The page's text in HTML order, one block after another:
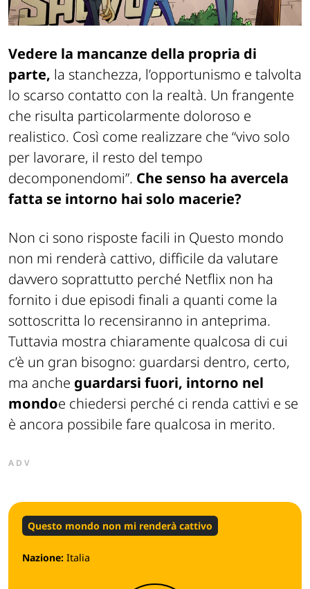
Vedere la mancanze della propria di
parte, la stanchezza, l’opportunismo e talvolta
lo scarso contatto con la realtà. Un frangente
che risulta particolarmente doloroso e
realistico. Così come realizzare che “vivo solo
per lavorare, il resto del tempo
decomponendomi”. Che senso ha avercela
fatta se intorno hai solo macerie?
Non ci sono risposte facili in Questo mondo
non mi renderà cattivo, difficile da valutare
davvero soprattutto perché Netflix non ha
fornito i due episodi finali a quanti come la
sottoscritta lo recensiranno in anteprima.
Tuttavia mostra chiaramente qualcosa di cui
c’è un gran bisogno: guardarsi dentro, certo,
ma anche guardarsi fuori, intorno nel
mondoe chiedersi perché ci renda cattivi e se
è ancora possibile fare qualcosa in merito.
ADV
Questo mondo non mi renderà cattivo
Nazione: Italia